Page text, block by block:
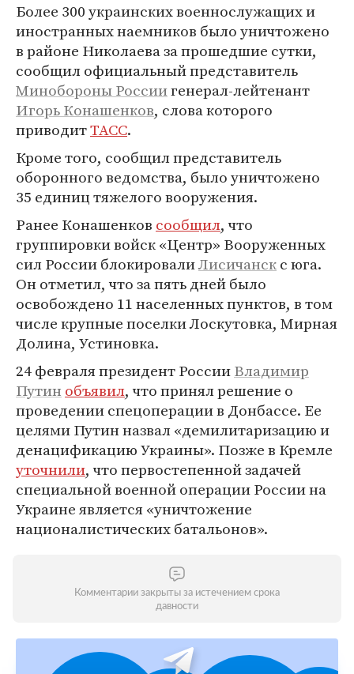
Более 300 украинских военнослужащих и
иностранных наемников было уничтожено
в районе Николаева за прошедшие сутки,
сообщил официальный представитель
Минобороны Россиигенерал-лейтенант
Игорь Конашенков, слова которого
приводитТАСС.
Кроме того, сообщил представитель
оборонного ведомства, было уничтожено
35 единиц тяжелого вооружения.
Ранее Конашенков сообщил, что
группировки войск «Центр» Вооруженных
сил России блокировалиЛисичанскс юга.
Он отметил, что за пять дней было
освобождено 11 населенных пунктов, в том
числе крупные поселки Лоскутовка, Мирная
Долина, Устиновка.
24 февраля президент РоссииВладимир
Путин объявил, что принял решение о
проведении спецоперации в Донбассе. Ее
целями Путин назвал «демилитаризацию и
денацификацию Украины». Позже в Кремле
уточнили, что первостепенной задачей
специальной военной операции России на
Украине является «уничтожение
националистических батальонов».
Комментарии закрыты за истечением срока
давности